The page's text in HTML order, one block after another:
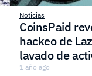
Noticias
CoinsPaid
hackeo de
lavado de
1 año ago